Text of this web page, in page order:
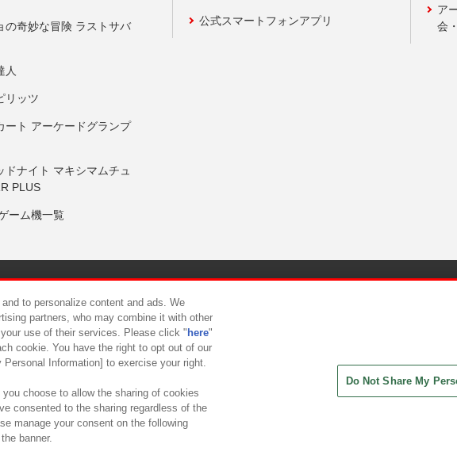
の奇妙な冒険 ラストサバ
人
リッツ
ート アーケードグランプ
ドナイト マキシマムチュ
PLUS
ーム機一覧
公式スマートフォンアプリ
ア
会
ついて カスタマーハラスメント対応方針
to personalize content and ads. We
partners, who may combine it with other
use of their services. Please click " here"
cookie. You have the right to opt out of our
Information] to exercise your right.
choose to allow the sharing of cookies
consented to the sharing regardless of the
manage your consent on the following
banner.
Do Not Share My